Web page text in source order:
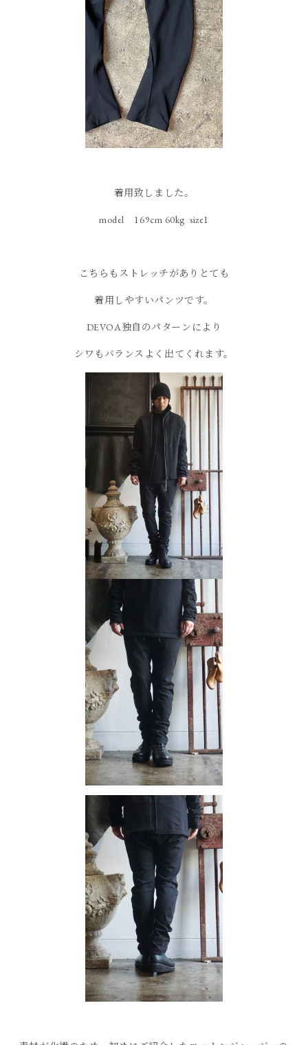
着用致しました。
model 169cm 60kg size1
こちらもストレッチがありとても
着用しやすいパンツです。
DEVOA独自のパターンにより
シワもバランスよく出てくれます。